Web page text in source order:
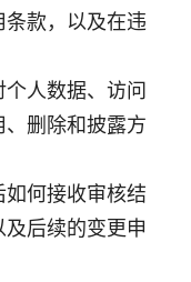
款，以及在违
人数据、访问
、删除和披露方
何接收审核结
后续的变更申